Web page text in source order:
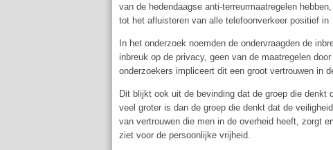
van de hedendaagse anti-terreurmaatregelen
tot het afluisteren van alle telefoonverkeer positief in
In het onderzoek noemden de ondervraagden de
inbreuk op de privacy, geen van de maatregelen
onderzoekers impliceert dit een groot vertrouwen in
Dit blijkt ook uit de bevinding dat de groep die denkt
veel groter is dan de groep die denkt dat de
van vertrouwen die men in de overheid heeft, zorgt
ziet voor de persoonlijke vrijheid.